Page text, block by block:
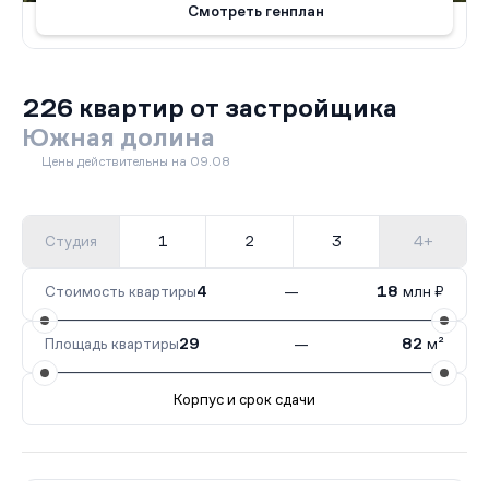
Смотреть генплан
226 квартир от застройщика
Южная долина
Цены действительны на 09.08
Студия 1 2 3 4+
Стоимость квартиры4 — 18 млн ₽
Площадь квартиры29 — 82 м²
Корпус и срок сдачи
284 кв.III кв. 2026